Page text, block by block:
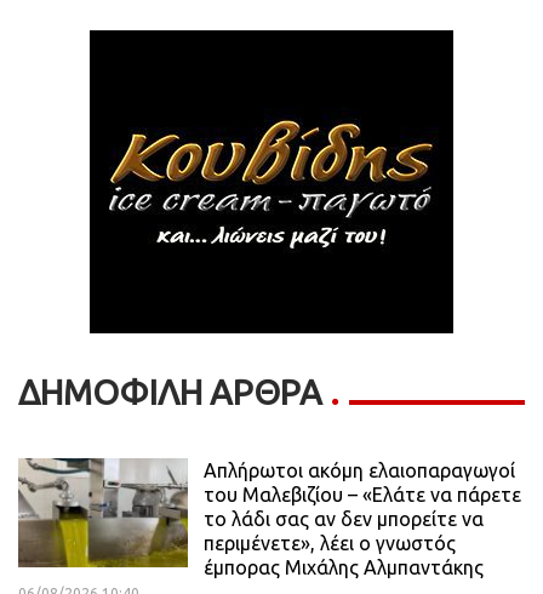
ΔΗΜΟΦΙΛΗ ΑΡΘΡΑ
Απλήρωτοι ακόμη ελαιοπαραγωγοί
του Μαλεβιζίου – «Ελάτε να πάρετε
το λάδι σας αν δεν μπορείτε να
περιμένετε», λέει ο γνωστός
έμπορας Μιχάλης Αλμπαντάκης